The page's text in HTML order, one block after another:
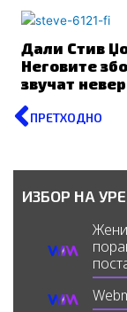
Дали Стив
Неговите
звучат
Prev
ПРЕТХОДНО
ИЗБОР НА